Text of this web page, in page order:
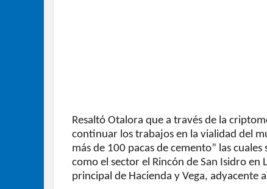
Resaltó Otalora que a través de la
continuar los trabajos en la vialidad del
más de 100 pacas de cemento” las
como el sector el Rincón de San Isidro en
principal de Hacienda y Vega, adyacente